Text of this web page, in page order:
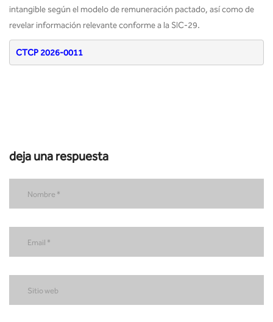
intangible según el modelo de remuneración pactado, así como de
revelar información relevante conforme a la SIC‑29.
CTCP 2026-0011
deja una respuesta